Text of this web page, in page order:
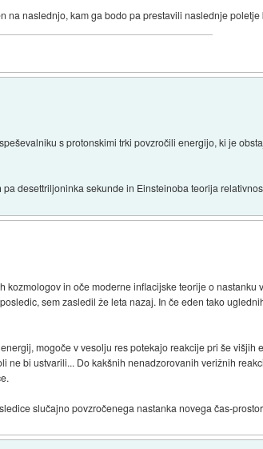
na naslednjo, kam ga bodo pa prestavili naslednje poletje
s protonskimi trki povzročili energijo, ki je
desettriljoninka sekunde in Einsteinoba teorija
kozmologov in oče moderne inflacijske teorije o
sem zasledil že leta nazaj. In če eden tako
mogoče v vesolju res potekajo reakcije pri še
ne bi ustvarili... Do kakšnih nenadzorovanih verižnih
slučajno povzročenega nastanka novega čas-